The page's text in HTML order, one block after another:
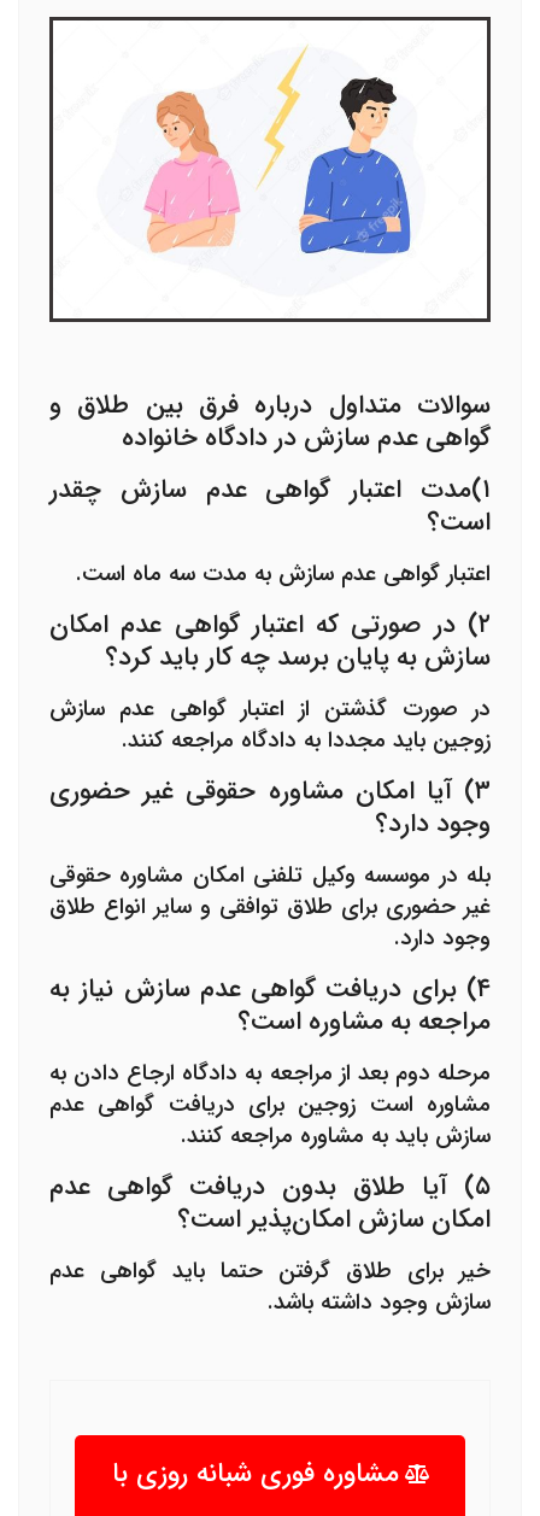
سوالات متداول درباره فرق بین طلاق و
گواهی عدم سازش در دادگاه خانواده
۱)مدت اعتبار گواهی عدم سازش چقدر
است؟
اعتبارگواهی عدم سازش به مدت سه ماه است.
۲) در صورتی که اعتبار گواهی عدم امکان
سازش به پایان برسد چه کار باید کرد؟
در صورت گذشتن از اعتبارگواهی عدم سازش
زوجین باید مجددا به دادگاه مراجعه کنند.
۳) آیا امکان مشاوره حقوقی غیر حضوری
وجود دارد؟
بله در موسسه وکیل تلفنی امکان مشاوره حقوقی
غیر حضوری برای طلاق توافقی و سایر انواع طلاق
وجود دارد.
۴) برای دریافت گواهی عدم سازش نیاز به
مراجعه به مشاوره است؟
مرحله دوم بعد از مراجعه به دادگاه ارجاع دادن به
مشاوره است زوجین برای دریافت گواهی عدم
سازش باید به مشاوره مراجعه کنند.
۵) آیا طلاق بدون دریافت گواهی عدم
امکان سازش امکان‌پذیر است؟
خیر برای طلاق گرفتن حتما باید گواهی عدم
سازش وجود داشته باشد.
مشاوره فوری شبانه روزی با